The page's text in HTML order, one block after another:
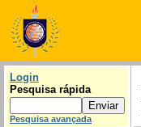
Login
Pesquisa rápida
Pesquisa avançada